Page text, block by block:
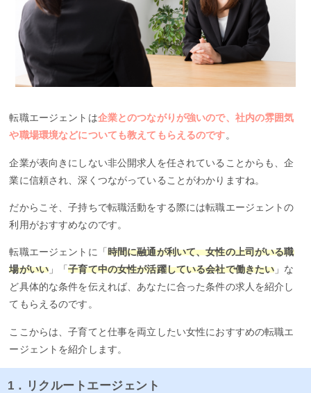
転職エージェントは企業とのつながりが強いので、社内の雰囲気
や職場環境などについても教えてもらえるのです。
企業が表向きにしない非公開求人を任されていることからも、企
業に信頼され、深くつながっていることがわかりますね。
だからこそ、子持ちで転職活動をする際には転職エージェントの
利用がおすすめなのです。
転職エージェントに「 時間に融通が利いて、女性の上司がいる職
場がいい 」「子育て中の女性が活躍している会社で働きたい 」な
ど具体的な条件を伝えれば、あなたに合った条件の求人を紹介し
てもらえるのです。
ここからは、子育てと仕事を両立したい女性におすすめの転職エ
ージェントを紹介します。
1．リクルートエージェント